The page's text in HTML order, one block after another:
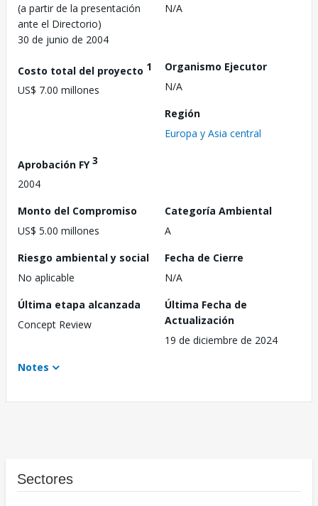
(a partir de la presentación
ante el Directorio)
30 de junio de 2004
N/A
Costo total del proyecto 1
US$ 7.00 millones
Organismo Ejecutor
N/A
Región
Europa y Asia central
Aprobación FY3
2004
Monto del Compromiso
US$ 5.00 millones
Categoría Ambiental
A
Riesgo ambiental y social
No aplicable
Fecha de Cierre
N/A
Última etapa alcanzada
Concept Review
Última Fecha de
Actualización
19 de diciembre de 2024
Notes
Sectores